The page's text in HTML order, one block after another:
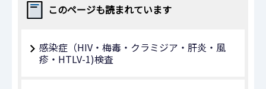
このページも読まれています
感染症（HIV・梅毒・クラミジア・肝炎・風
疹・HTLV-1)検査